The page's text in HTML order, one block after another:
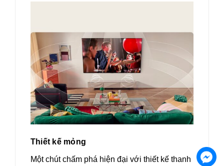
Thiết kế mỏng
Một chút chấm phá hiện đại với thiết kế thanh